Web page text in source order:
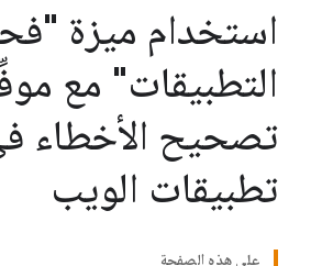
استخدام ميزة
التطبيقات" مع
تصحيح الأخطاء
تطبيقات الويب
على هذه الصفحة